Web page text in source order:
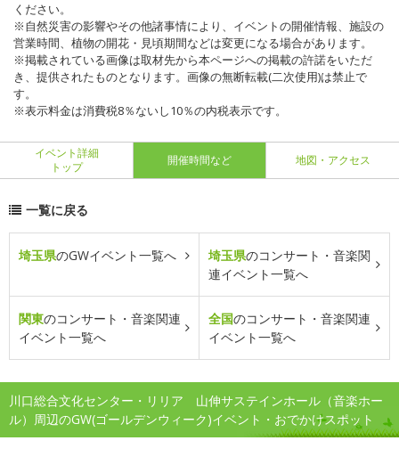
ください。
※自然災害の影響やその他諸事情により、イベントの開催情報、施設の
営業時間、植物の開花・見頃期間などは変更になる場合があります。
※掲載されている画像は取材先から本ページへの掲載の許諾をいただ
き、提供されたものとなります。画像の無断転載(二次使用)は禁止で
す。
※表示料金は消費税8％ないし10％の内税表示です。
イベント詳細
トップ
開催時間など 地図・アクセス
一覧に戻る
埼玉県のGWイベント一覧へ 埼玉県のコンサート・音楽関
連イベント一覧へ
関東のコンサート・音楽関連
イベント一覧へ
全国のコンサート・音楽関連
イベント一覧へ
川口総合文化センター・リリア 山伸サステインホール（音楽ホー
ル）周辺のGW(ゴールデンウィーク)イベント・おでかけスポット